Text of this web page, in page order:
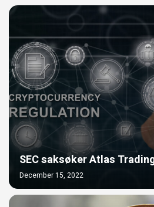
SEC saksøker Atlas
December 15, 2022